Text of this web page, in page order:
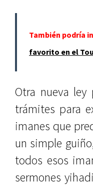
También podría
favorito en el
Otra nueva
trámites para
imanes que
un simple
todos esos
sermones